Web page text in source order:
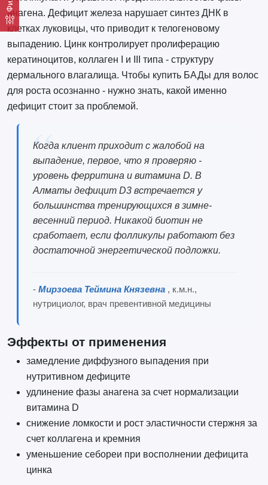
анагена. Дефицит железа нарушает синтез ДНК в
клетках луковицы, что приводит к телогеновому
выпадению. Цинк контролирует пролиферацию
кератиноцитов, коллаген I и III типа - структуру
дермального влагалища. Чтобы купить БАДы для волос
для роста осознанно - нужно знать, какой именно
дефицит стоит за проблемой.
Когда клиент приходит с жалобой на
выпадение, первое, что я проверяю -
уровень ферритина и витамина D. В
Алматы дефицит D3 встречается у
большинства тренирующихся в зимне-
весенний период. Никакой биотин не
сработает, если фолликулы работают без
достаточной энергетической подложки.
- Мирзоева Теймина Князевна , к.м.н.,
нутрициолог, врач превентивной медицины
Эффекты от применения
замедление диффузного выпадения при
нутритивном дефиците
удлинение фазы анагена за счет нормализации
витамина D
снижение ломкости и рост эластичности стержня за
счет коллагена и кремния
уменьшение себореи при восполнении дефицита
цинка